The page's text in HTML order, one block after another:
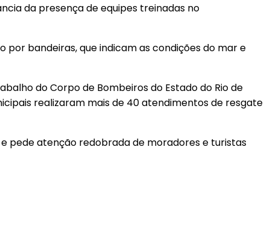
da presença de equipes treinadas no
bandeiras, que indicam as condições do mar e
do Corpo de Bombeiros do Estado do Rio de
realizaram mais de 40 atendimentos de resgate
pede atenção redobrada de moradores e turistas